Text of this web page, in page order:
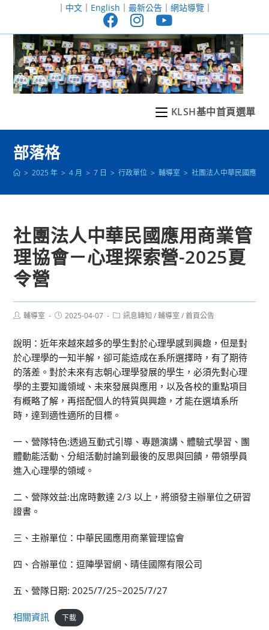
至
｜ 中文｜ English ｜ 最新公告｜ 網站導覽｜
KLSH基中首頁選單
部落格
> 2025 年 > 4 月 > 7 日 > 行政單位 > 輔導室 > 社團法人中華民國應用
社團法人中華民國應用商業管
理協會－心理探索營-2025夏
令營
Post輔導室
Post2025-04-07
Post訊息轉知 / 輔導室 / 首頁公告
說明：近年來越來越多的學生對於心理學感到興趣，但是對
於心理學的一知半解，卻可能造成在系所選擇時，有了期待
的落差。對於未來有志朝心理學發展的學生，必須先對心理
學的主要知識領域、未來發展與應用，以及各校的重點項目
有概略了解，再搭配個人的特質與興趣，才能在選填系所
時，達到適性適所的目標。
一、營隊特色:透過互動式引導、專題演講、體驗式學習、團
體動能活動、分組活動討論到最後的反思與回饋，帶領學員
進入心理學的領域。
二、營隊效益:出席時數達 2/3 以上，將頒發主辦單位之研習
證書。
三、主辦單位：中華民國應用商業管理協會
四、合辦單位：逗陣學習網、晴佳國際有限公司
五、營隊日期: 2025/7/25~2025/7/27
相關資訊 下載